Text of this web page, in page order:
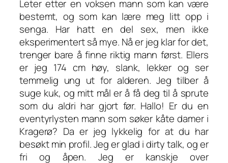
Leter etter en voksen mann som kan være
bestemt, og som kan lære meg litt opp i
senga. Har hatt en del sex, men ikke
eksperimentert så mye. Nå er jeg klar for det,
trenger bare å finne riktig mann først. Ellers
er jeg 174 cm høy, slank, lekker og ser
temmelig ung ut for alderen. Jeg tilber å
suge kuk, og mitt mål er å få deg til å sprute
som du aldri har gjort før. Hallo! Er du en
eventyrlysten mann som søker kåte damer i
Kragerø? Da er jeg lykkelig for at du har
besøkt min profil. Jeg er glad i dirty talk, og er
fri og åpen. Jeg er kanskje over